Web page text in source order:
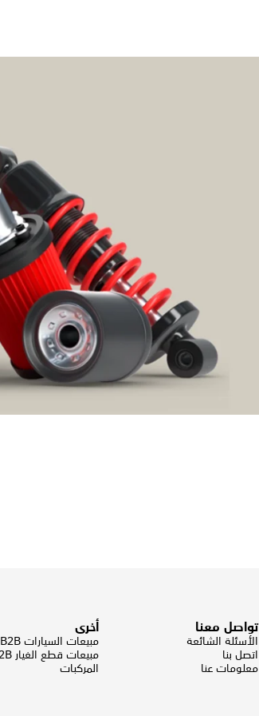
تواصل معنا
الأسئلة الشائعة
اتصل بنا
معلومات عنا
أخرى
مبيعات السيارات B2B
مبيعات قطع الغيار B2B
المركبات